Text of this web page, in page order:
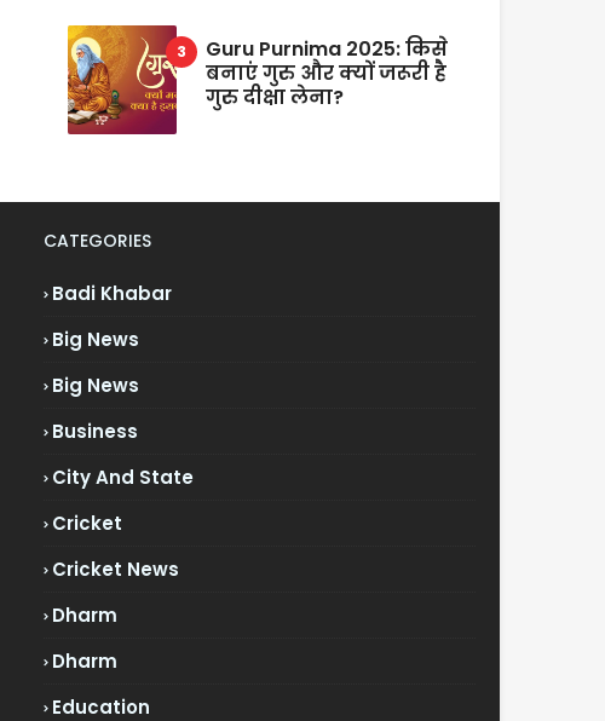
Guru Purnima 2025: किसे
बनाएं गुरु और क्यों जरूरी है
गुरु दीक्षा लेना?
CATEGORIES
Badi Khabar
Big News
Big News
Business
City And State
Cricket
Cricket News
Dharm
Dharm
Education